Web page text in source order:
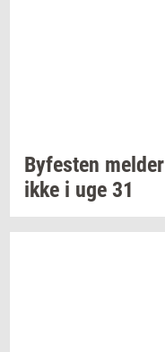
By­fe­sten mel­der
ikke i uge 31